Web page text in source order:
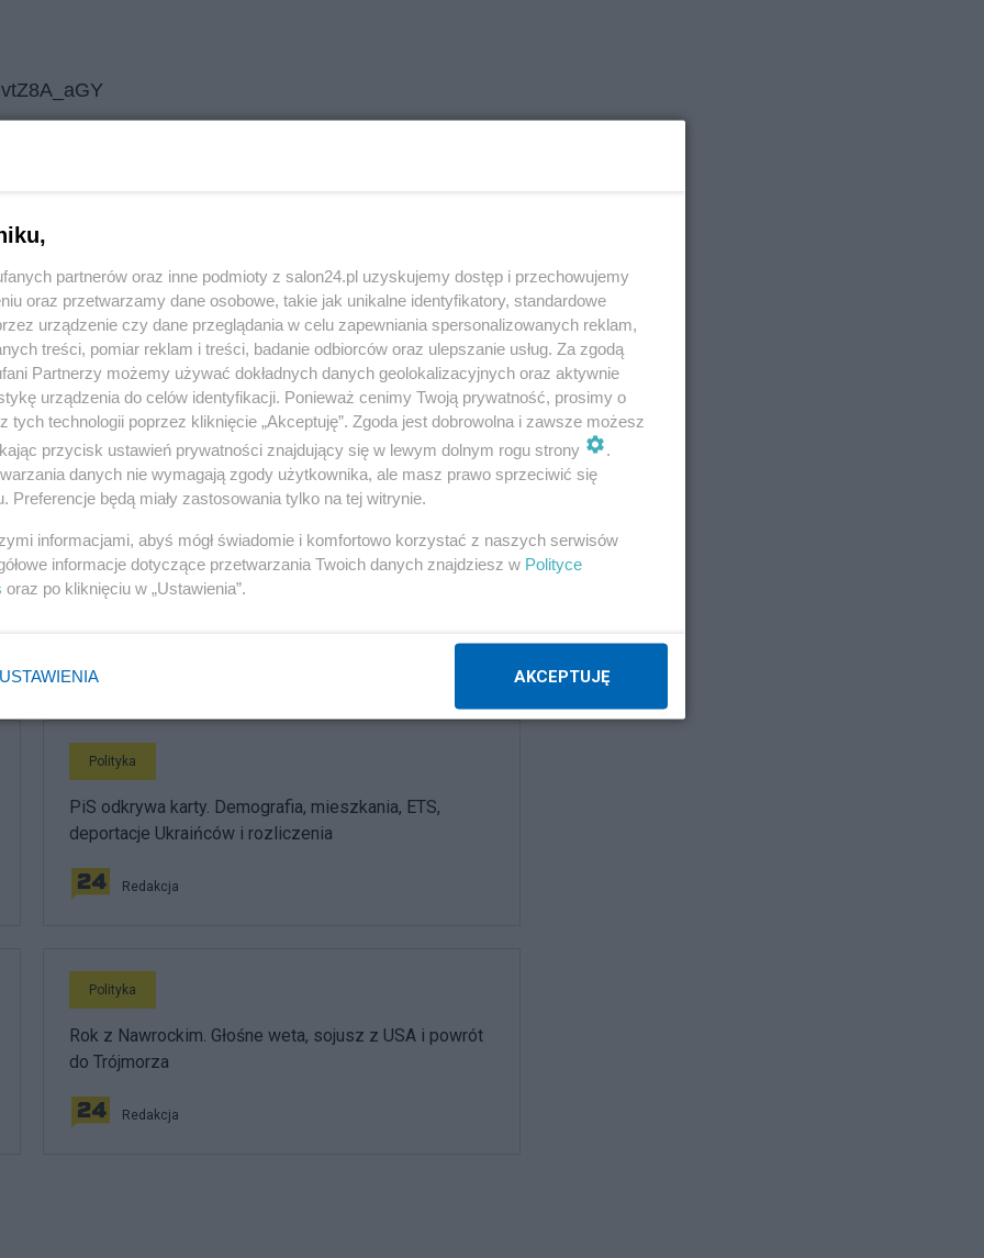
Polsce:
strony: perinatalhospice.org (oraz
temat perinatalnej opieki hospicyjnej na całym świecie.
1
Polityka
PiS odkrywa karty. Demografia, mieszkania, ETS,
deportacje Ukraińców i rozliczenia
Redakcja
Polityka
Rok z Nawrockim. Głośne weta, sojusz z USA i powrót
do Trójmorza
Redakcja
partnerów oraz inne podmioty z salon24.pl uzyskujemy dostęp i przechowujemy
oraz przetwarzamy dane osobowe, takie jak unikalne identyfikatory, standardowe
urządzenie czy dane przeglądania w celu zapewniania spersonalizowanych reklam,
treści, pomiar reklam i treści, badanie odbiorców oraz ulepszanie usług. Za zgodą
Partnerzy możemy używać dokładnych danych geolokalizacyjnych oraz aktywnie
urządzenia do celów identyfikacji. Ponieważ cenimy Twoją prywatność, prosimy o
tych technologii poprzez kliknięcie „Akceptuję”. Zgoda jest dobrowolna i zawsze możesz
przycisk ustawień prywatności znajdujący się w lewym dolnym rogu strony
.
danych nie wymagają zgody użytkownika, ale masz prawo sprzeciwić się
Preferencje będą miały zastosowania tylko na tej witrynie.
informacjami, abyś mógł świadomie i komfortowo korzystać z naszych serwisów
informacje dotyczące przetwarzania Twoich danych znajdziesz w Polityce
oraz po kliknięciu w „Ustawienia”.
USTAWIENIA AKCEPTUJĘ